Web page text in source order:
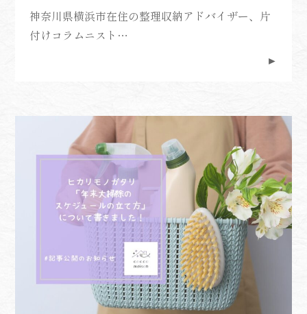
神奈川県横浜市在住の整理収納アドバイザー、片
付けコラムニスト…
►